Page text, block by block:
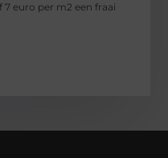
7 euro per m2 een fraai